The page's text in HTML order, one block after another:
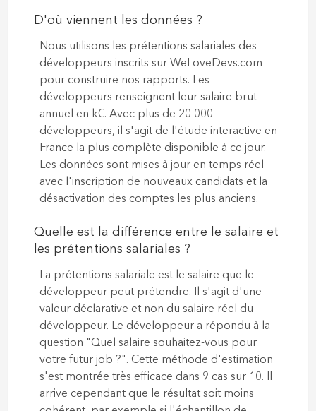
D'où viennent les données ?
Nous utilisons les prétentions salariales des
développeurs inscrits sur WeLoveDevs.com
pour construire nos rapports. Les
développeurs renseignent leur salaire brut
annuel en k€. Avec plus de 20 000
développeurs, il s'agit de l'étude interactive en
France la plus complète disponible à ce jour.
Les données sont mises à jour en temps réel
avec l'inscription de nouveaux candidats et la
désactivation des comptes les plus anciens.
Quelle est la différence entre le salaire et
les prétentions salariales ?
La prétentions salariale est le salaire que le
développeur peut prétendre. Il s'agit d'une
valeur déclarative et non du salaire réel du
développeur. Le développeur a répondu à la
question "Quel salaire souhaitez-vous pour
votre futur job ?". Cette méthode d'estimation
s'est montrée très efficace dans 9 cas sur 10. Il
arrive cependant que le résultat soit moins